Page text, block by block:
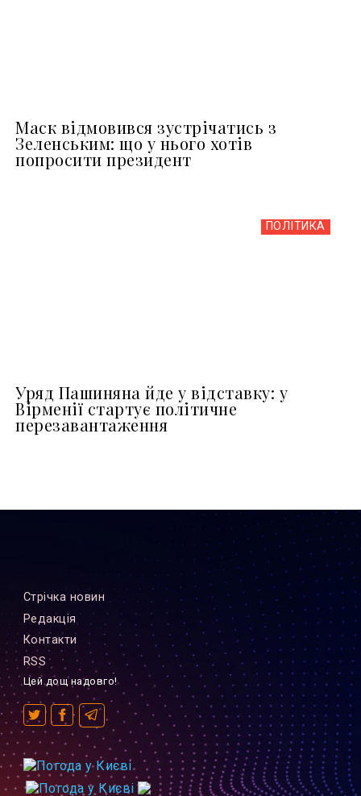
Маск відмовився зустрічатись з
Зеленським: що у нього хотів
попросити президент
ПОЛІТИКА
Уряд Пашиняна йде у відставку: у
Вірменії стартує політичне
перезавантаження
Стрiчка новин
Редакцiя
Контакти
RSS
Цей дощ надовго!